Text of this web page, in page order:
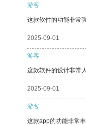
游客
这款软件的功能非常
2025-09-01
游客
这款软件的设计非常
2025-09-01
游客
这款app的功能非常